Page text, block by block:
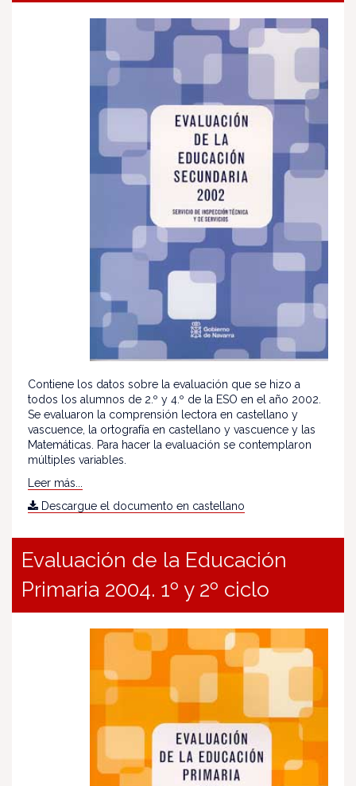
Contiene los datos sobre la evaluación que se hizo a
todos los alumnos de 2.º y 4.º de la ESO en el año 2002.
Se evaluaron la comprensión lectora en castellano y
vascuence, la ortografía en castellano y vascuence y las
Matemáticas. Para hacer la evaluación se contemplaron
múltiples variables.
Leer más...
Descargue el documento en castellano
Evaluación de la Educación
Primaria 2004. 1º y 2º ciclo